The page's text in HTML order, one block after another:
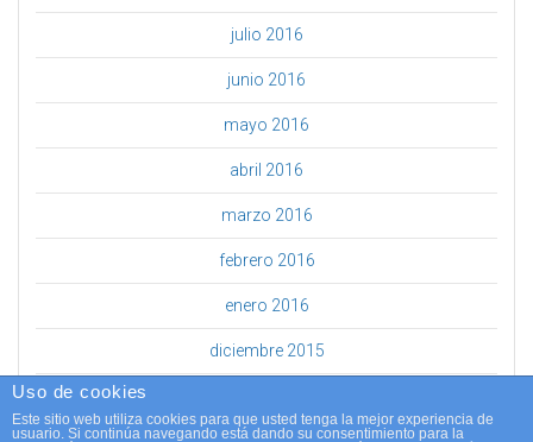
julio 2016
junio 2016
mayo 2016
abril 2016
marzo 2016
febrero 2016
enero 2016
diciembre 2015
Uso de cookies
Este sitio web utiliza cookies para que usted tenga la mejor experiencia de
usuario. Si continúa navegando está dando su consentimiento para la